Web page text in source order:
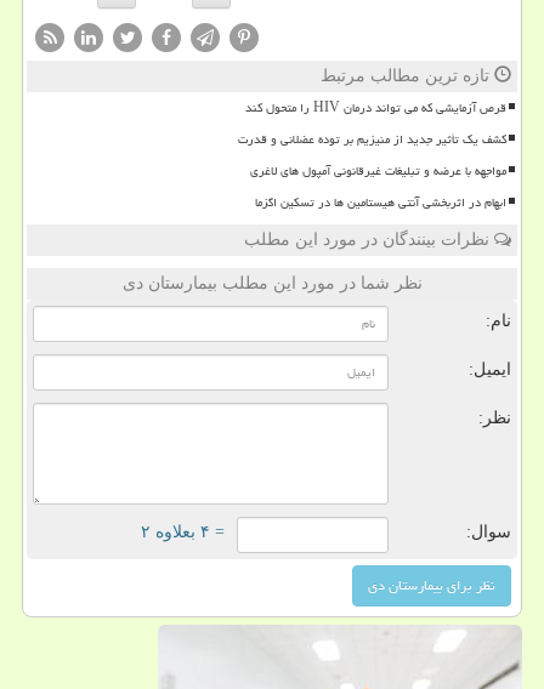
تازه ترین مطالب مرتبط
قرص آزمایشی که می تواند درمان HIV را متحول کند
کشف یک تأثیر جدید از منیزیم بر توده عضلانی و قدرت
مواجهه با عرضه و تبلیغات غیرقانونی آمپول های لاغری
ابهام در اثربخشی آنتی هیستامین ها در تسکین اگزما
نظرات بینندگان در مورد این مطلب
نظر شما در مورد این مطلب بیمارستان دی
نام:
ایمیل:
نظر:
سوال: = ۴ بعلاوه ۲